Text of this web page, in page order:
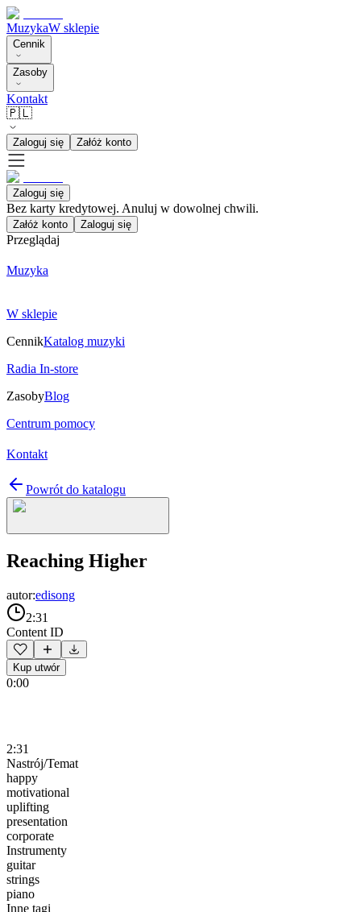
MuzykaW sklepie
Cennik
Zasoby
Kontakt
🇵🇱
Zaloguj się Załóż konto
Zaloguj się
Bez karty kredytowej. Anuluj w dowolnej chwili.
Załóż konto Zaloguj się
Przeglądaj
Muzyka
W sklepie
CennikKatalog muzyki
Radia In-store
ZasobyBlog
Centrum pomocy
Kontakt
Powrót do katalogu
Reaching Higher
autor:edisong
2:31
Content ID
Kup utwór
0:00
2:31
Nastrój/Temat
happy
motivational
uplifting
presentation
corporate
Instrumenty
guitar
strings
piano
Inne tagi